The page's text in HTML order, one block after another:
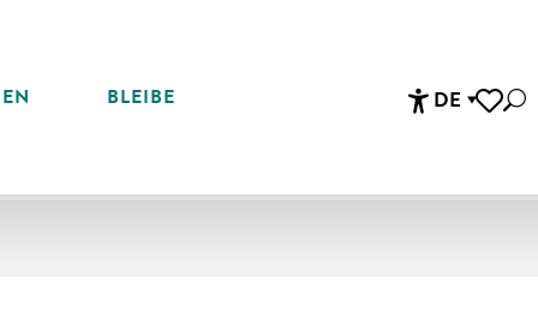
DE
BLEIBE